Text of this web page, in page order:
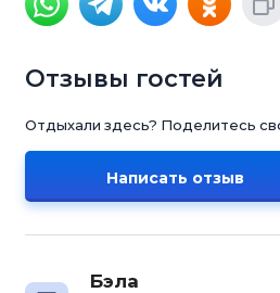
Отзывы гостей
Отдыхали здесь? Поделитесь
Написать отзыв
Бэла